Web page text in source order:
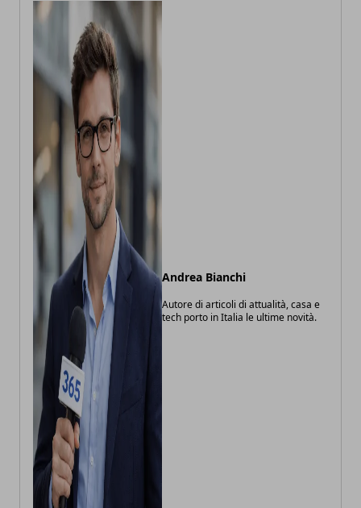
Andrea Bianchi
Autore di articoli di attualità, casa e
tech porto in Italia le ultime novità.